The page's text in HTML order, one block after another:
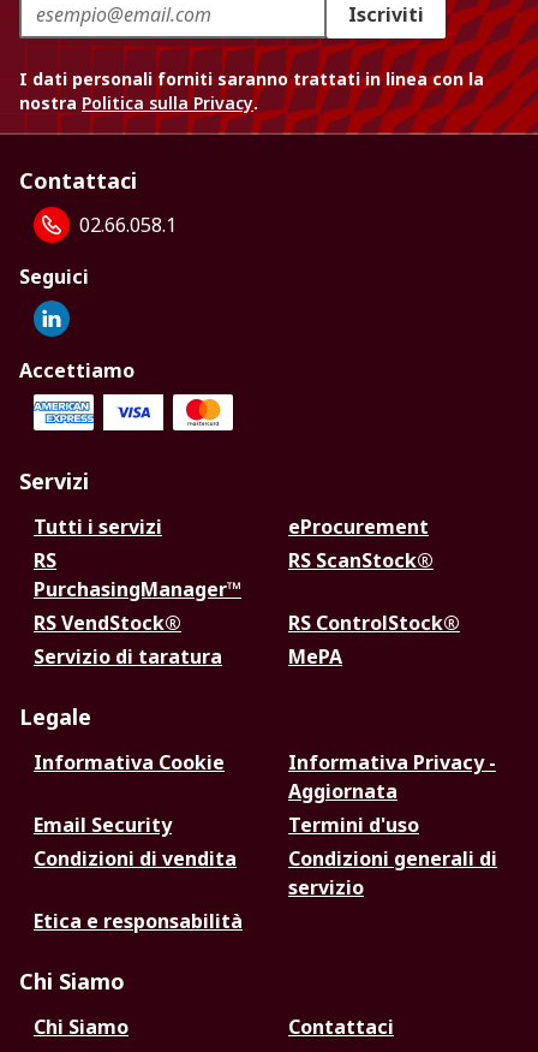
Iscriviti
I dati personali forniti saranno trattati in linea con la
nostra Politica sulla Privacy.
Contattaci
02.66.058.1
Seguici
Accettiamo
Servizi
Tutti i servizi
eProcurement
RS
PurchasingManager™
RS ScanStock®
RS VendStock®
RS ControlStock®
Servizio di taratura
MePA
Legale
Informativa Cookie
Informativa Privacy -
Aggiornata
Email Security
Termini d'uso
Condizioni di vendita
Condizioni generali di
servizio
Etica e responsabilità
Chi Siamo
Chi Siamo
Contattaci